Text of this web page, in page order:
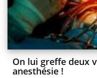
On lui greffe deux
anesthésie !